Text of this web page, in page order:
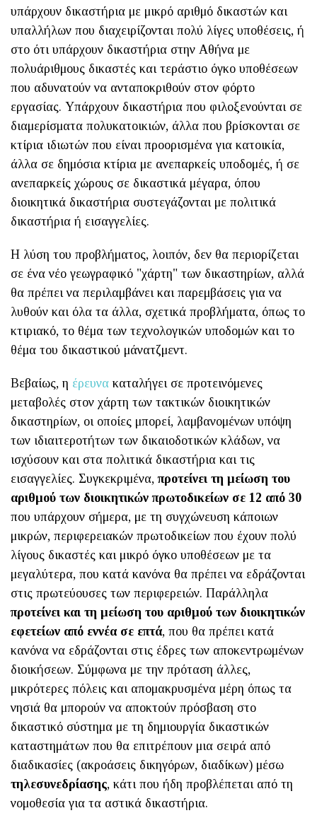
υπάρχουν δικαστήρια με μικρό αριθμό δικαστών και
υπαλλήλων που διαχειρίζονται πολύ λίγες υποθέσεις, ή
στο ότι υπάρχουν δικαστήρια στην Αθήνα με
πολυάριθμους δικαστές και τεράστιο όγκο υποθέσεων
που αδυνατούν να ανταποκριθούν στον φόρτο
εργασίας. Υπάρχουν δικαστήρια που φιλοξενούνται σε
διαμερίσματα πολυκατοικιών, άλλα που βρίσκονται σε
κτίρια ιδιωτών που είναι προορισμένα για κατοικία,
άλλα σε δημόσια κτίρια με ανεπαρκείς υποδομές, ή σε
ανεπαρκείς χώρους σε δικαστικά μέγαρα, όπου
διοικητικά δικαστήρια συστεγάζονται με πολιτικά
δικαστήρια ή εισαγγελίες.
Η λύση του προβλήματος, λοιπόν, δεν θα περιορίζεται
σε ένα νέο γεωγραφικό "χάρτη" των δικαστηρίων, αλλά
θα πρέπει να περιλαμβάνει και παρεμβάσεις για να
λυθούν και όλα τα άλλα, σχετικά προβλήματα, όπως το
κτιριακό, το θέμα των τεχνολογικών υποδομών και το
θέμα του δικαστικού μάνατζμεντ.
Βεβαίως, η έρευνα καταλήγει σε προτεινόμενες
μεταβολές στον χάρτη των τακτικών διοικητικών
δικαστηρίων, οι οποίες μπορεί, λαμβανομένων υπόψη
των ιδιαιτεροτήτων των δικαιοδοτικών κλάδων, να
ισχύσουν και στα πολιτικά δικαστήρια και τις
εισαγγελίες. Συγκεκριμένα,προτείνει τη μείωση του
αριθμού των διοικητικών πρωτοδικείων σε 12 από 30
που υπάρχουν σήμερα, με τη συγχώνευση κάποιων
μικρών, περιφερειακών πρωτοδικείων που έχουν πολύ
λίγους δικαστές και μικρό όγκο υποθέσεων με τα
μεγαλύτερα, που κατά κανόνα θα πρέπει να εδράζονται
στις πρωτεύουσες των περιφερειών. Παράλληλα
προτείνει και τη μείωση του αριθμού των διοικητικών
εφετείων από εννέα σε επτά, που θα πρέπει κατά
κανόνα να εδράζονται στις έδρες των αποκεντρωμένων
διοικήσεων. Σύμφωνα με την πρόταση άλλες,
μικρότερες πόλεις και απομακρυσμένα μέρη όπως τα
νησιά θα μπορούν να αποκτούν πρόσβαση στο
δικαστικό σύστημα με τη δημιουργία δικαστικών
καταστημάτων που θα επιτρέπουν μια σειρά από
διαδικασίες (ακροάσεις δικηγόρων, διαδίκων) μέσω
τηλεσυνεδρίασης, κάτι που ήδη προβλέπεται από τη
νομοθεσία για τα αστικά δικαστήρια.